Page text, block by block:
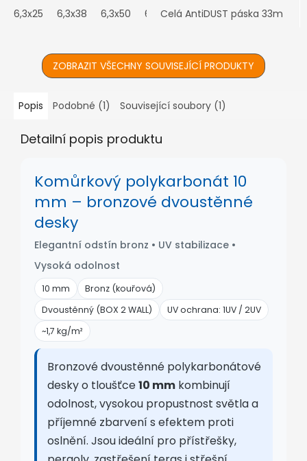
konstrukci.
6,3x25 6,3x38 6,3x50 6,3x60Prodyšná páska proti
Celá AntiDUST páska 33m
ZOBRAZIT VŠECHNY SOUVISEJÍCÍ PRODUKTY
Popis Podobné (1) Související soubory (1)
Detailní popis produktu
Komůrkový polykarbonát 10
mm – bronzové dvoustěnné
desky
Elegantní odstín bronz • UV stabilizace •
Vysoká odolnost
10 mm
Bronz (kouřová)
Dvoustěnný (BOX 2 WALL)
UV ochrana: 1UV / 2UV
~1,7 kg/m²
Bronzové dvoustěnné polykarbonátové
desky o tloušťce10 mm kombinují
odolnost, vysokou propustnost světla a
příjemné zbarvení s efektem proti
oslnění. Jsou ideální pro přístřešky,